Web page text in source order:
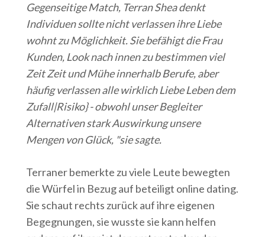
Gegenseitige Match, Terran Shea denkt
Individuen sollte nicht verlassen ihre Liebe
wohnt zu Möglichkeit. Sie befähigt die Frau
Kunden, Look nach innen zu bestimmen viel
Zeit Zeit und Mühe innerhalb Berufe, aber
häufig verlassen alle wirklich Liebe Leben dem
Zufall|Risiko} - obwohl unser Begleiter
Alternativen stark Auswirkung unsere
Mengen von Glück, "sie sagte.
Terraner bemerkte zu viele Leute bewegten
die Würfel in Bezug auf beteiligt online dating.
Sie schaut rechts zurück auf ihre eigenen
Begegnungen, sie wusste sie kann helfen